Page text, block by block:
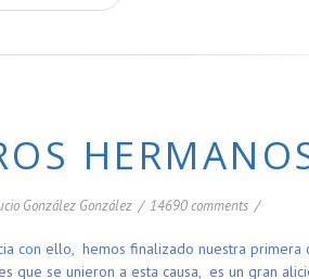
González González / 14690 comments /
con ello, hemos finalizado nuestra
se unieron a esta causa, es un gran